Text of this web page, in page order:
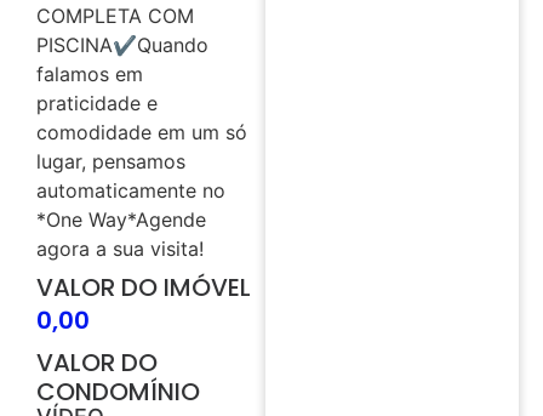
COMPLETA COM
PISCINA✔️Quando
falamos em
praticidade e
comodidade em um só
lugar, pensamos
automaticamente no
*One Way*Agende
agora a sua visita!
VALOR DO IMÓVEL
0,00
VALOR DO
CONDOMÍNIO